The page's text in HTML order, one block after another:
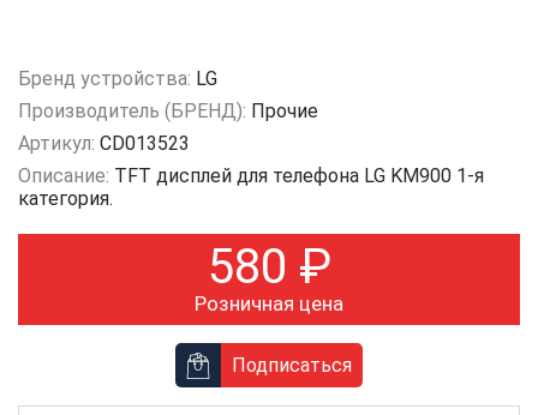
Бренд устройства: LG
Производитель (БРЕНД): Прочие
Артикул: CD013523
Описание: TFT дисплей для телефона LG KM900 1-я
категория.
580 ₽
Розничная цена
Подписаться